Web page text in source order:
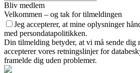
Bliv medlem
Velkommen – og tak for tilmeldingen
Jeg accepterer, at mine oplysninger
med persondatapolitikken.
Din tilmelding betyder, at vi må sende dig
accepterer vores retningslinjer for
framelde dig uden problemer.